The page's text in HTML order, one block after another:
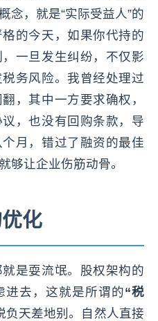
念，就是“实际受益人”的
的今天，如果你代持的
一旦发生纠纷，不仅影
务风险。我曾经处理过
，其中一方要求确权，
，也没有回购条款，导
月，错过了融资的最佳
够让企业伤筋动骨。
化
是耍流氓。股权架构的
进去，这就是所谓的“税
负天差地别。自然人直接